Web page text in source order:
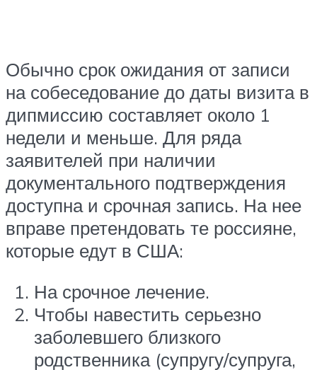
Обычно срок ожидания от записи
на собеседование до даты визита в
дипмиссию составляет около 1
недели и меньше. Для ряда
заявителей при наличии
документального подтверждения
доступна и срочная запись. На нее
вправе претендовать те россияне,
которые едут в США:
На срочное лечение.
Чтобы навестить серьезно
заболевшего близкого
родственника (супругу/супруга,